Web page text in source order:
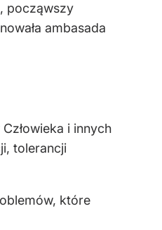
począwszy
ambasada
i innych
tolerancji
które